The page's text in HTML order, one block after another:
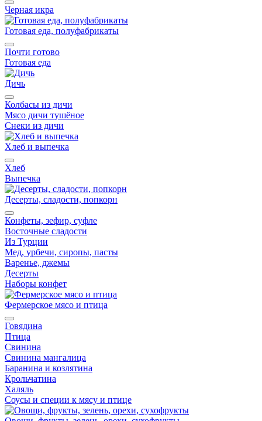
Черная икра
Готовая еда, полуфабрикаты
Почти готово
Готовая еда
Дичь
Колбасы из дичи
Мясо дичи тушёное
Снеки из дичи
Хлеб и выпечка
Хлеб
Выпечка
Десерты, сладости, попкорн
Конфеты, зефир, суфле
Восточные сладости
Из Турции
Мед, урбечи, сиропы, пасты
Варенье, джемы
Десерты
Наборы конфет
Фермерское мясо и птица
Говядина
Птица
Свинина
Свинина мангалица
Баранина и козлятина
Крольчатина
Халяль
Соусы и специи к мясу и птице